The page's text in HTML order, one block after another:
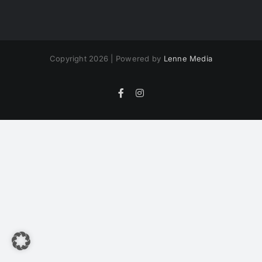
Copyright 2026 | Powered by Lenne Media
FacebookInstagram